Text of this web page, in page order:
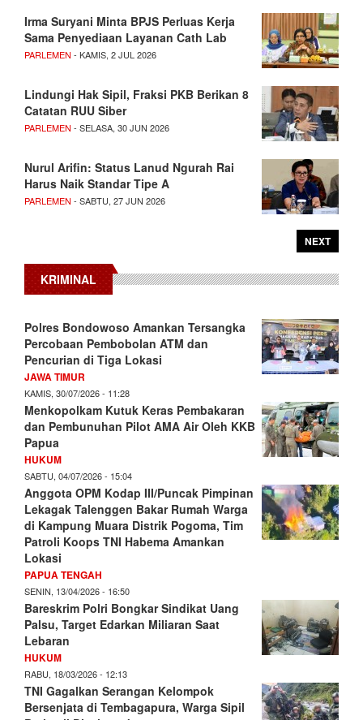
Irma Suryani Minta BPJS Perluas Kerja
Sama Penyediaan Layanan Cath Lab
PARLEMEN - KAMIS, 2 JUL 2026
Lindungi Hak Sipil, Fraksi PKB Berikan 8
Catatan RUU Siber
PARLEMEN - SELASA, 30 JUN 2026
Nurul Arifin: Status Lanud Ngurah Rai
Harus Naik Standar Tipe A
PARLEMEN - SABTU, 27 JUN 2026
NEXT
KRIMINAL
Polres Bondowoso Amankan Tersangka
Percobaan Pembobolan ATM dan
Pencurian di Tiga Lokasi
JAWA TIMUR
KAMIS, 30/07/2026 - 11:28
Menkopolkam Kutuk Keras Pembakaran
dan Pembunuhan Pilot AMA Air Oleh KKB
Papua
HUKUM
SABTU, 04/07/2026 - 15:04
Anggota OPM Kodap III/Puncak Pimpinan
Lekagak Talenggen Bakar Rumah Warga
di Kampung Muara Distrik Pogoma, Tim
Patroli Koops TNI Habema Amankan
Lokasi
PAPUA TENGAH
SENIN, 13/04/2026 - 16:50
Bareskrim Polri Bongkar Sindikat Uang
Palsu, Target Edarkan Miliaran Saat
Lebaran
HUKUM
RABU, 18/03/2026 - 12:13
TNI Gagalkan Serangan Kelompok
Bersenjata di Tembagapura, Warga Sipil